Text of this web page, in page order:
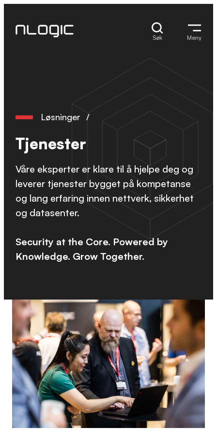
innhold
Søk Meny
Løsninger /
Tjenester
Våre eksperter er klare til å hjelpe deg og
leverer tjenester bygget på kompetanse
og lang erfaring innen nettverk, sikkerhet
og datasenter.
Security at the Core. Powered by
Knowledge. Grow Together.